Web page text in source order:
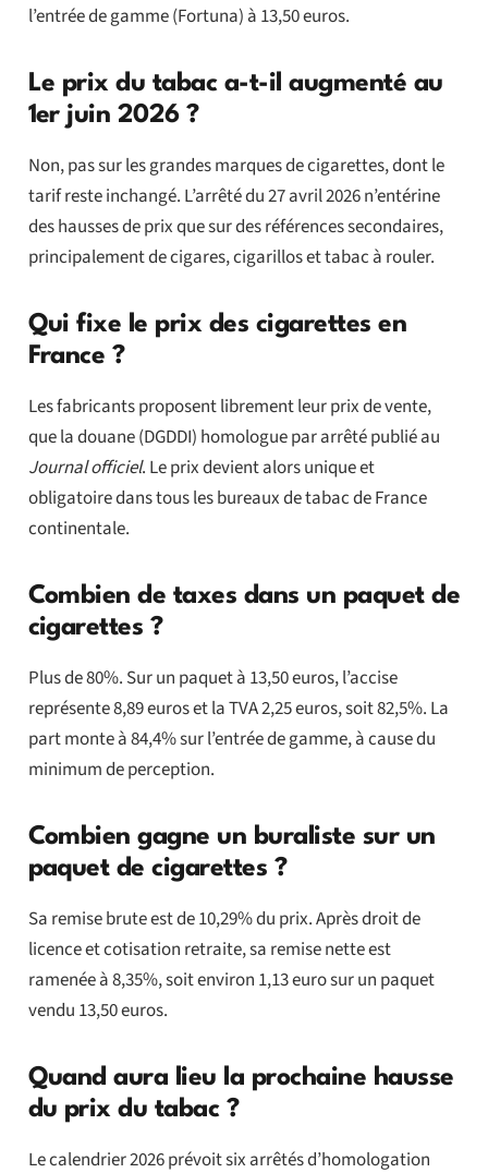
l’entrée de gamme (Fortuna) à 13,50 euros.
Le prix du tabac a-t-il augmenté au
1er juin 2026 ?
Non, pas sur les grandes marques de cigarettes, dont le
tarif reste inchangé. L’arrêté du 27 avril 2026 n’entérine
des hausses de prix que sur des références secondaires,
principalement de cigares, cigarillos et tabac à rouler.
Qui fixe le prix des cigarettes en
France ?
Les fabricants proposent librement leur prix de vente,
que la douane (DGDDI) homologue par arrêté publié au
Journal officiel. Le prix devient alors unique et
obligatoire dans tous les bureaux de tabac de France
continentale.
Combien de taxes dans un paquet de
cigarettes ?
Plus de 80%. Sur un paquet à 13,50 euros, l’accise
représente 8,89 euros et la TVA 2,25 euros, soit 82,5%. La
part monte à 84,4% sur l’entrée de gamme, à cause du
minimum de perception.
Combien gagne un buraliste sur un
paquet de cigarettes ?
Sa remise brute est de 10,29% du prix. Après droit de
licence et cotisation retraite, sa remise nette est
ramenée à 8,35%, soit environ 1,13 euro sur un paquet
vendu 13,50 euros.
Quand aura lieu la prochaine hausse
du prix du tabac ?
Le calendrier 2026 prévoit six arrêtés d’homologation